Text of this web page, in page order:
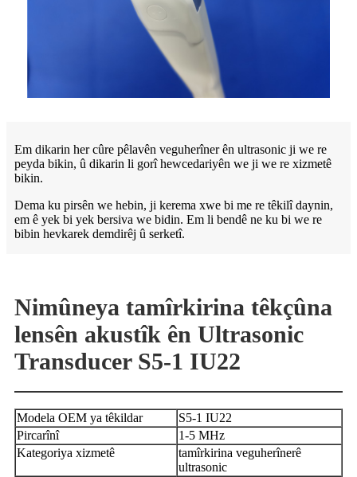
Em dikarin her cûre pêlavên veguherîner ên ultrasonic ji we re
peyda bikin, û dikarin li gorî hewcedariyên we ji we re xizmetê
bikin.
Dema ku pirsên we hebin, ji kerema xwe bi me re têkilî daynin,
em ê yek bi yek bersiva we bidin. Em li bendê ne ku bi we re
bibin hevkarek demdirêj û serketî.
Nimûneya tamîrkirina têkçûna
lensên akustîk ên Ultrasonic
Transducer S5-1 IU22
Modela OEM ya têkildar
S5-1 IU22
Pircarînî
1-5 MHz
Kategoriya xizmetê
tamîrkirina veguherînerê
ultrasonic